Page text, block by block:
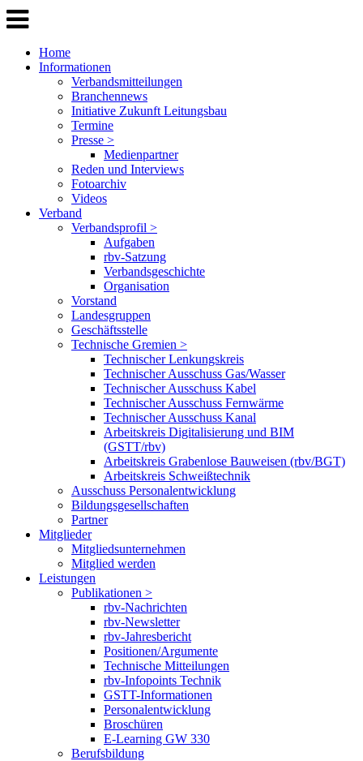
Home
Informationen
Verbandsmitteilungen
Branchennews
Initiative Zukunft Leitungsbau
Termine
Presse >
Medienpartner
Reden und Interviews
Fotoarchiv
Videos
Verband
Verbandsprofil >
Aufgaben
rbv-Satzung
Verbandsgeschichte
Organisation
Vorstand
Landesgruppen
Geschäftsstelle
Technische Gremien >
Technischer Lenkungskreis
Technischer Ausschuss Gas/Wasser
Technischer Ausschuss Kabel
Technischer Ausschuss Fernwärme
Technischer Ausschuss Kanal
Arbeitskreis Digitalisierung und BIM
(GSTT/rbv)
Arbeitskreis Grabenlose Bauweisen (rbv/BGT)
Arbeitskreis Schweißtechnik
Ausschuss Personalentwicklung
Bildungsgesellschaften
Partner
Mitglieder
Mitgliedsunternehmen
Mitglied werden
Leistungen
Publikationen >
rbv-Nachrichten
rbv-Newsletter
rbv-Jahresbericht
Positionen/Argumente
Technische Mitteilungen
rbv-Infopoints Technik
GSTT-Informationen
Personalentwicklung
Broschüren
E-Learning GW 330
Berufsbildung